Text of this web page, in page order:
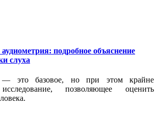
подробное объяснение
слуха
— это базовое, но при этом крайне
позволяющее оценить